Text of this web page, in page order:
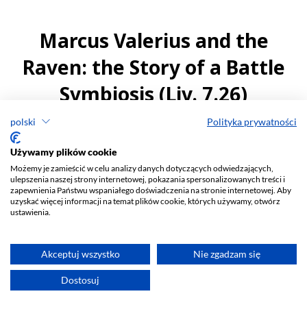
polski Polityka prywatności
Używamy plików cookie
Możemy je zamieścić w celu analizy danych dotyczących odwiedzających,
ulepszenia naszej strony internetowej, pokazania spersonalizowanych treści i
zapewnienia Państwu wspaniałego doświadczenia na stronie internetowej. Aby
uzyskać więcej informacji na temat plików cookie, których używamy, otwórz
ustawienia.
Akceptuj wszystko Nie zgadzam się
Dostosuj